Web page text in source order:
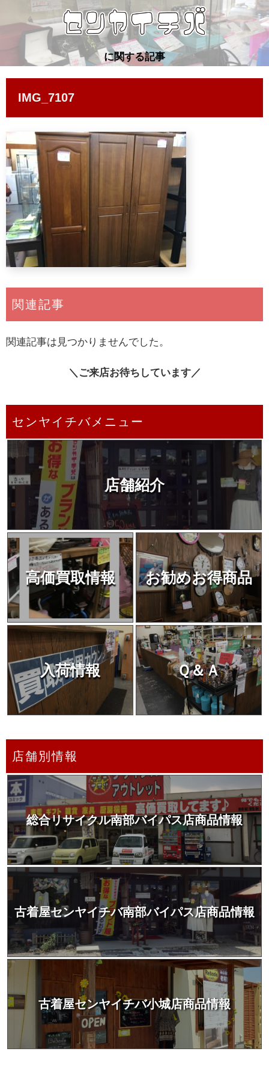
に関する記事
IMG_7107
関連記事
関連記事は見つかりませんでした。
＼ご来店お待ちしています／
センヤイチバメニュー
店舗紹介
高価買取情報 お勧めお得商品
入荷情報 Ｑ＆Ａ
店舗別情報
総合リサイクル南部バイパス店商品情報
古着屋センヤイチバ南部バイパス店商品情報
古着屋センヤイチバ小城店商品情報